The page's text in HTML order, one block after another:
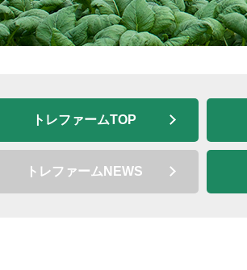
トレファームTOP
トレファームNEWS